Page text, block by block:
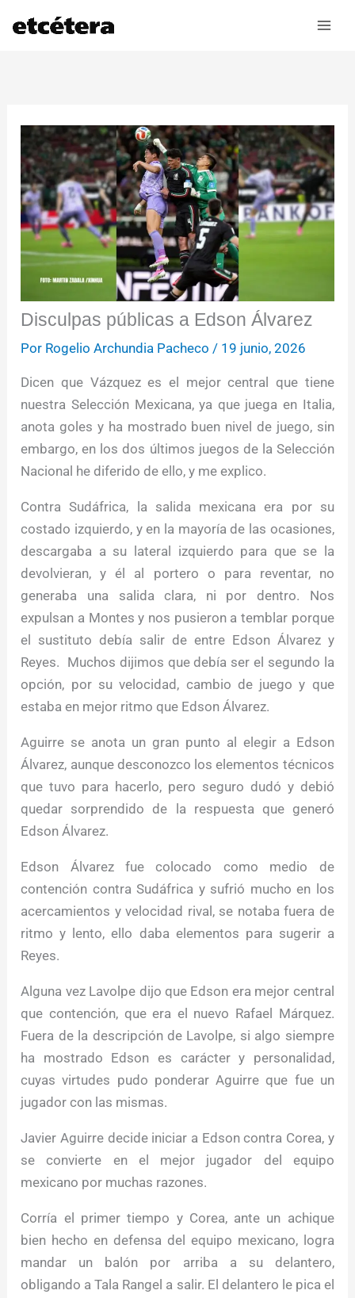
Disculpas públicas a Edson Álvarez
Por Rogelio Archundia Pacheco / 19 junio, 2026
Dicen que Vázquez es el mejor central que tiene
nuestra Selección Mexicana, ya que juega en Italia,
anota goles y ha mostrado buen nivel de juego, sin
embargo, en los dos últimos juegos de la Selección
Nacional he diferido de ello, y me explico.
Contra Sudáfrica, la salida mexicana era por su
costado izquierdo, y en la mayoría de las ocasiones,
descargaba a su lateral izquierdo para que se la
devolvieran, y él al portero o para reventar, no
generaba una salida clara, ni por dentro. Nos
expulsan a Montes y nos pusieron a temblar porque
el sustituto debía salir de entre Edson Álvarez y
Reyes. Muchos dijimos que debía ser el segundo la
opción, por su velocidad, cambio de juego y que
estaba en mejor ritmo que Edson Álvarez.
Aguirre se anota un gran punto al elegir a Edson
Álvarez, aunque desconozco los elementos técnicos
que tuvo para hacerlo, pero seguro dudó y debió
quedar sorprendido de la respuesta que generó
Edson Álvarez.
Edson Álvarez fue colocado como medio de
contención contra Sudáfrica y sufrió mucho en los
acercamientos y velocidad rival, se notaba fuera de
ritmo y lento, ello daba elementos para sugerir a
Reyes.
Alguna vez Lavolpe dijo que Edson era mejor central
que contención, que era el nuevo Rafael Márquez.
Fuera de la descripción de Lavolpe, si algo siempre
ha mostrado Edson es carácter y personalidad,
cuyas virtudes pudo ponderar Aguirre que fue un
jugador con las mismas.
Javier Aguirre decide iniciar a Edson contra Corea, y
se convierte en el mejor jugador del equipo
mexicano por muchas razones.
Corría el primer tiempo y Corea, ante un achique
bien hecho en defensa del equipo mexicano, logra
mandar un balón por arriba a su delantero,
obligando a Tala Rangel a salir. El delantero le pica el